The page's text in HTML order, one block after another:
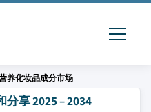
养化妆品成分市场
享 2025 – 2034